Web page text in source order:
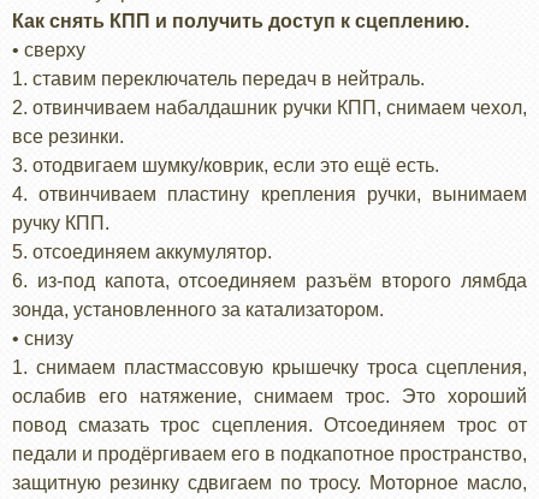
Как снять КПП и получить доступ к сцеплению.
• сверху
1. ставим переключатель передач в нейтраль.
2. отвинчиваем набалдашник ручки КПП, снимаем чехол,
все резинки.
3. отодвигаем шумку/коврик, если это ещё есть.
4. отвинчиваем пластину крепления ручки, вынимаем
ручку КПП.
5. отсоединяем аккумулятор.
6. из-под капота, отсоединяем разъём второго лямбда
зонда, установленного за катализатором.
• снизу
1. снимаем пластмассовую крышечку троса сцепления,
ослабив его натяжение, снимаем трос. Это хороший
повод смазать трос сцепления. Отсоединяем трос от
педали и продёргиваем его в подкапотное пространство,
защитную резинку сдвигаем по тросу. Моторное масло,